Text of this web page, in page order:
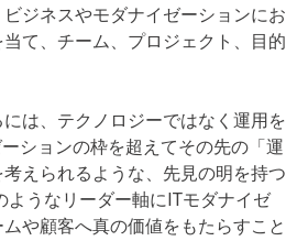
ジネスやモダナイゼーションにお
て、チーム、プロジェクト、目的
は、テクノロジーではなく運用を
ションの枠を超えてその先の「運
えられるような、先見の明を持つ
ようなリーダー軸にITモダナイゼ
や顧客へ真の価値をもたらすこと